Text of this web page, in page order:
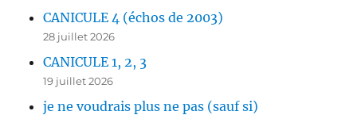
CANICULE 4 (échos de 2003)
28 juillet 2026
CANICULE 1, 2, 3
19 juillet 2026
je ne voudrais plus ne pas (sauf si)